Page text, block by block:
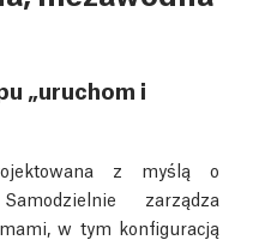
„uruchom i
z myślą o
zarządza
w tym konfiguracją